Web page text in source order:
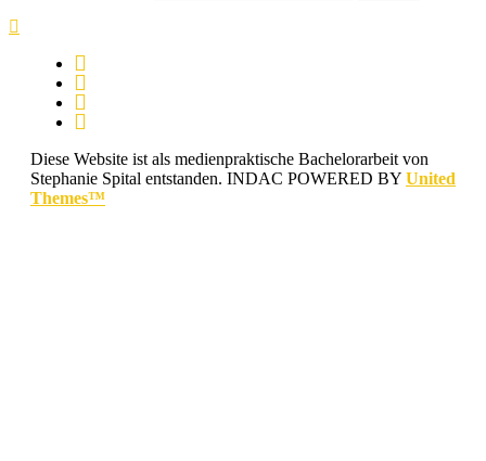
Diese Website ist als medienpraktische Bachelorarbeit von
Stephanie Spital entstanden. INDAC POWERED BY United
Themes™